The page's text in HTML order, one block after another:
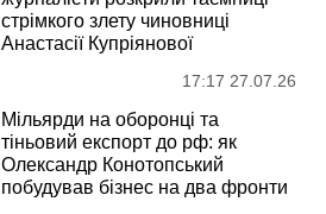
стрімкого злету чиновниці
Анастасії Купріянової
17:17 27.07.26
Мільярди на оборонці та
тіньовий експорт до рф: як
Олександр Конотопський
побудував бізнес на два фронти